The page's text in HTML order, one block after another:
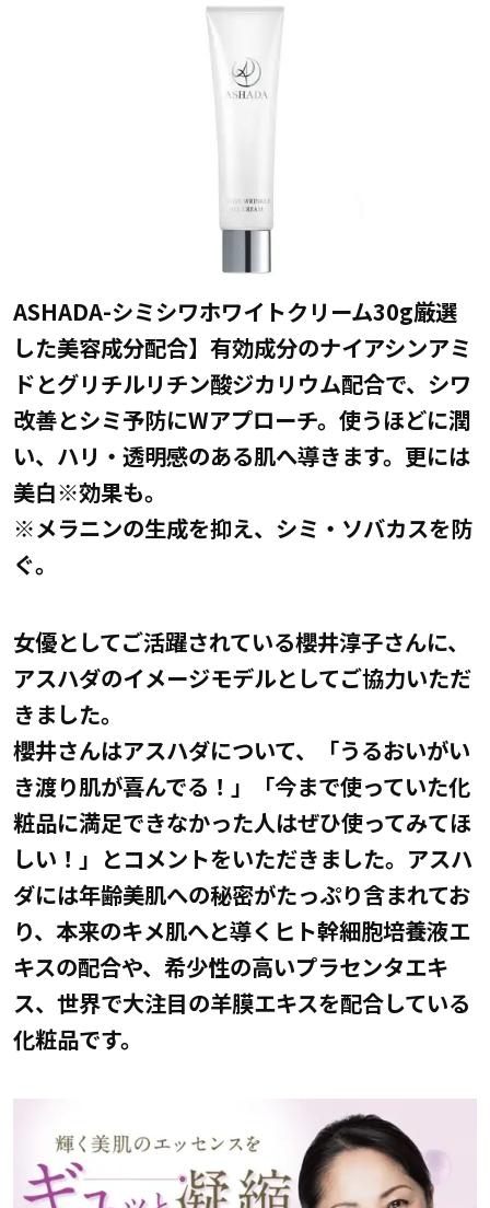
ASHADA-シミシワホワイトクリーム30g厳選
した美容成分配合】有効成分のナイアシンアミ
ドとグリチルリチン酸ジカリウム配合で、シワ
改善とシミ予防にWアプローチ。使うほどに潤
い、ハリ・透明感のある肌へ導きます。更には
美白※効果も。
※メラニンの生成を抑え、シミ・ソバカスを防
ぐ。
女優としてご活躍されている櫻井淳子さんに、
アスハダのイメージモデルとしてご協力いただ
きました。
櫻井さんはアスハダについて、「うるおいがい
き渡り肌が喜んでる！」「今まで使っていた化
粧品に満足できなかった人はぜひ使ってみてほ
しい！」とコメントをいただきました。アスハ
ダには年齢美肌への秘密がたっぷり含まれてお
り、本来のキメ肌へと導くヒト幹細胞培養液エ
キスの配合や、希少性の高いプラセンタエキ
ス、世界で大注目の羊膜エキスを配合している
化粧品です。